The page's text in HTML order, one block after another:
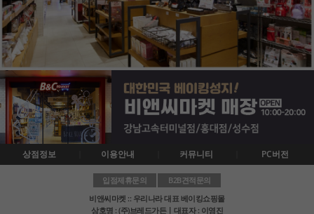
상점정보 이용안내 커뮤니티 PC버전
입점제휴문의
B2B견적문의
비앤씨마켓 :: 우리나라 대표 베이킹쇼핑몰
상호명 : (주)브레드가든ㅣ대표자 : 이영진